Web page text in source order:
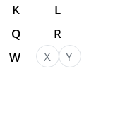
K
L
Q
R
W X
Y